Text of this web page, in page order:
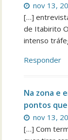
nov 13,
[…]
de Itabirito
intenso
Responder
Na zona e
pontos
nov 13,
[…] Com